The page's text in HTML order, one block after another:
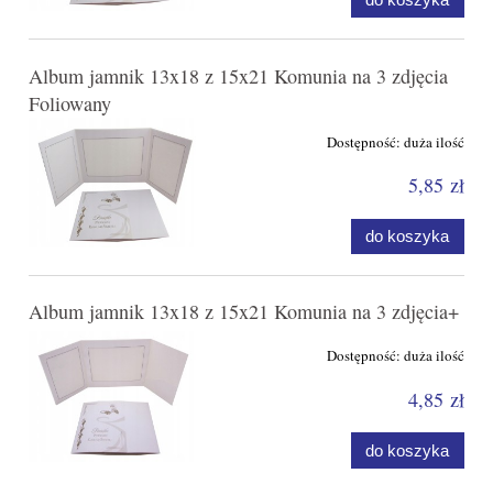
Album jamnik 13x18 z 15x21 Komunia na 3 zdjęcia
Foliowany
Dostępność: duża ilość
5,85 zł
do koszyka
Album jamnik 13x18 z 15x21 Komunia na 3 zdjęcia+
Dostępność: duża ilość
4,85 zł
do koszyka